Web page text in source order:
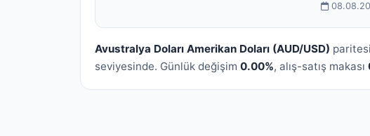
Avustralya Doları Amerikan Doları (AUD/USD)
seviyesinde. Günlük değişim 0.00%, alış-satış makası